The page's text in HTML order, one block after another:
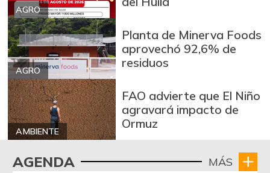
AGRO
AGRO
Planta de Minerva Foods
aprovechó 92,6% de
residuos
AMBIENTE
FAO advierte que El Niño
agravará impacto de
Ormuz
AGENDA MÁS